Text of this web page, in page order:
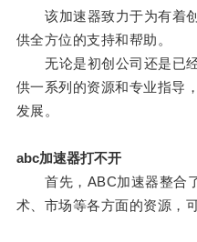
该加速器致力于为有着创
供全方位的支持和帮助。
无论是初创公司还是已经
供一系列的资源和专业指导
发展。
abc加速器打不开
首先，ABC加速器整合了
术、市场等各方面的资源，